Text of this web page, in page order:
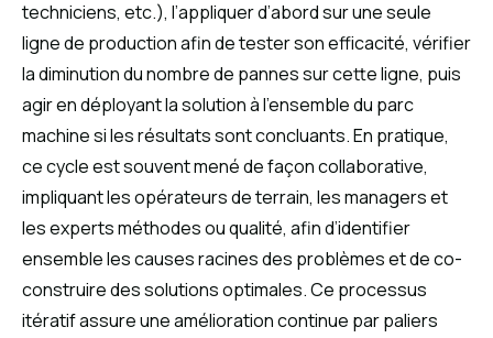
techniciens, etc.), l’appliquer d’abord sur une seule
ligne de production afin de tester son efficacité, vérifier
la diminution du nombre de pannes sur cette ligne, puis
agir en déployant la solution à l’ensemble du parc
machine si les résultats sont concluants. En pratique,
ce cycle est souvent mené de façon collaborative,
impliquant les opérateurs de terrain, les managers et
les experts méthodes ou qualité, afin d’identifier
ensemble les causes racines des problèmes et de co-
construire des solutions optimales. Ce processus
itératif assure une amélioration continue par paliers